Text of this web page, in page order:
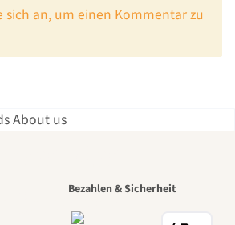
sich an, um einen Kommentar zu
Bezahlen & Sicherheit